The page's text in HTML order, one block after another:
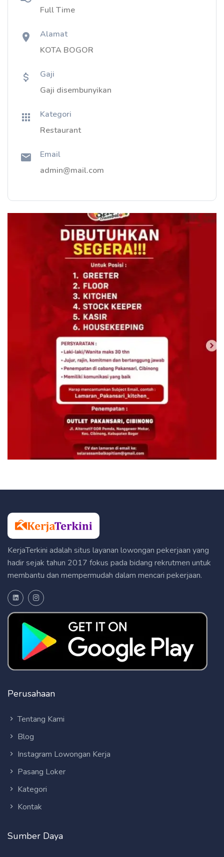
Full Time
Alamat
KOTA BOGOR
Gaji
Gaji disembunyikan
Kategori
Restaurant
Email
admin@mail.com
KerjaTerkini adalah situs layanan lowongan pekerjaan yang
hadir sejak tahun 2017 fokus pada bidang rekrutmen untuk
membantu dan mempermudah dalam mencari pekerjaan.
Perusahaan
Tentang Kami
Blog
Instagram Lowongan Kerja
Pasang Loker
Kategori
Kontak
Sumber Daya